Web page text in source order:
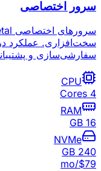
سرور اختصاصی
سخت‌افزاری. عملکرد
سفارشی‌سازی و پشتیبانی
CPU
4 Cores
RAM
16 GB
NVMe
240 GB
$79
/mo